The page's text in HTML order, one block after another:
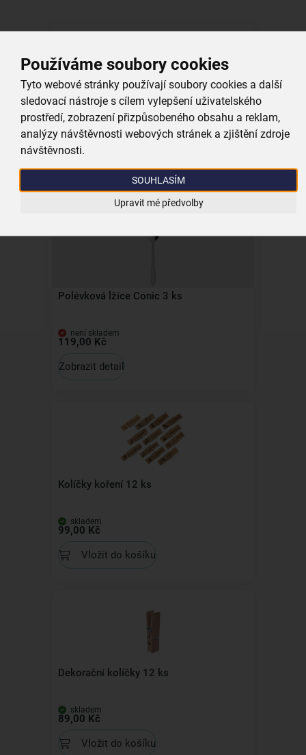
Používáme soubory cookies
Tyto webové stránky používají soubory cookies a další
sledovací nástroje s cílem vylepšení uživatelského
prostředí, zobrazení přizpůsobeného obsahu a reklam,
analýzy návštěvnosti webových stránek a zjištění zdroje
návštěvnosti.
SOUHLASÍM
Upravit mé předvolby
Polévková lžíce Plain 3 ks
skladem
119,00 Kč
Vložit do košíku
Polévková lžíce Conic 3 ks
není skladem
119,00 Kč
Zobrazit detail
Kolíčky koření 12 ks
skladem
99,00 Kč
Vložit do košíku
Dekorační kolíčky 12 ks
skladem
89,00 Kč
Vložit do košíku